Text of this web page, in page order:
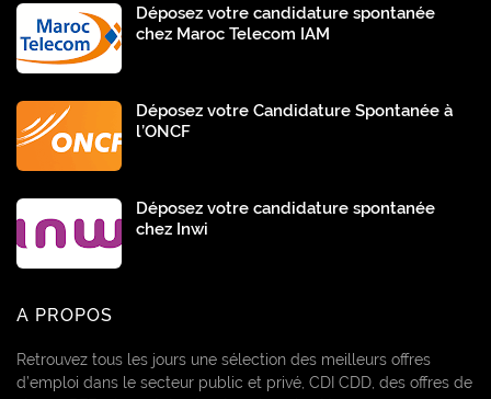
Déposez votre candidature spontanée
chez Maroc Telecom IAM
Déposez votre Candidature Spontanée à
l’ONCF
Déposez votre candidature spontanée
chez Inwi
A PROPOS
Retrouvez tous les jours une sélection des meilleurs offres
d’emploi dans le secteur public et privé, CDI CDD, des offres de